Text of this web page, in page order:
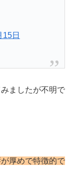
15日
ましたが不明で
厚めで特徴的で